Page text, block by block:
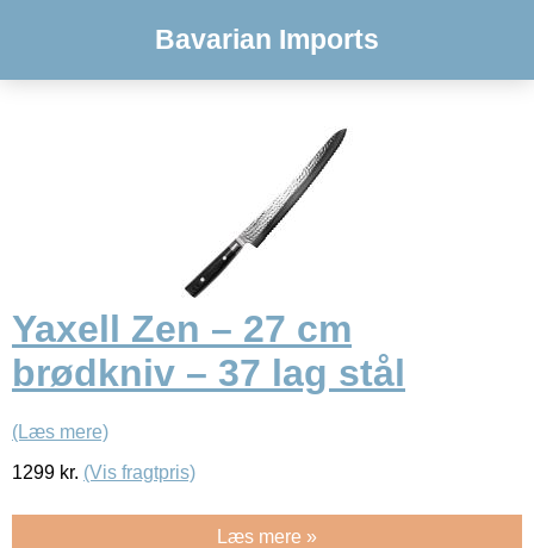
Bavarian Imports
Yaxell Zen – 27 cm
brødkniv – 37 lag stål
(Læs mere)
1299 kr. (Vis fragtpris)
Læs mere »